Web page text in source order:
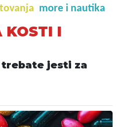
more i nautika
KOSTI I
trebate jesti za